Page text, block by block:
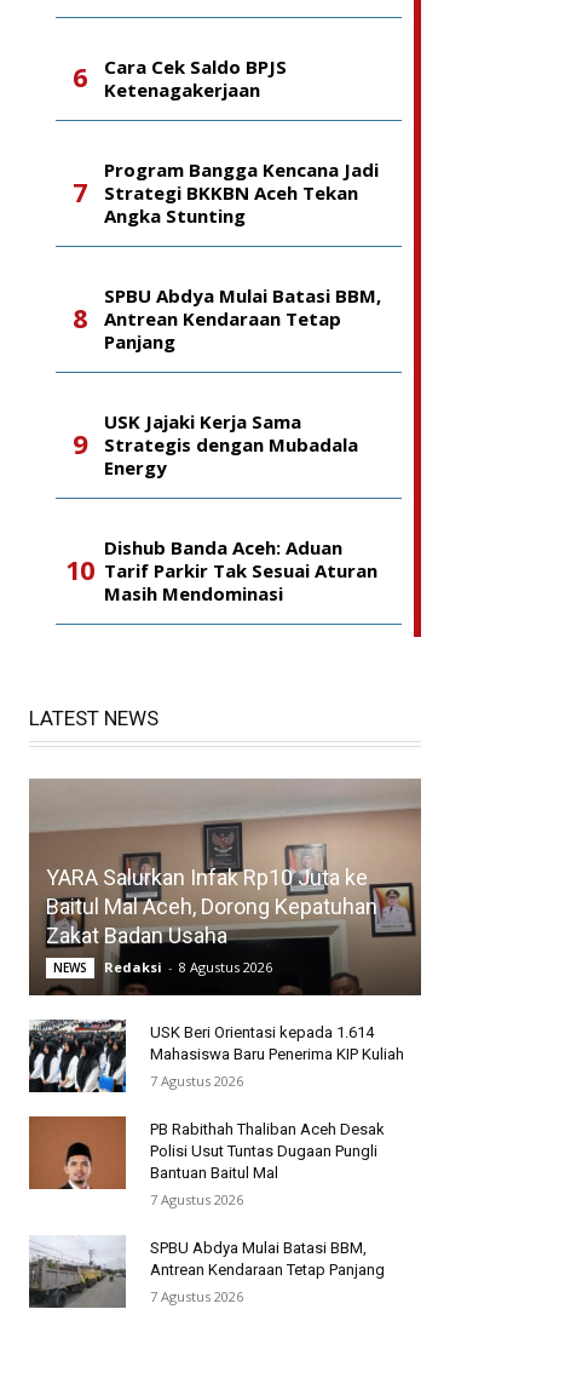
Cara Cek Saldo BPJS
Ketenagakerjaan
Program Bangga Kencana Jadi
Strategi BKKBN Aceh Tekan
Angka Stunting
SPBU Abdya Mulai Batasi BBM,
Antrean Kendaraan Tetap
Panjang
USK Jajaki Kerja Sama
Strategis dengan Mubadala
Energy
Dishub Banda Aceh: Aduan
Tarif Parkir Tak Sesuai Aturan
Masih Mendominasi
LATEST NEWS
YARA Salurkan Infak Rp10 Juta ke
Baitul Mal Aceh, Dorong Kepatuhan
Zakat Badan Usaha
NEWS Redaksi - 8 Agustus 2026
USK Beri Orientasi kepada 1.614
Mahasiswa Baru Penerima KIP Kuliah
7 Agustus 2026
PB Rabithah Thaliban Aceh Desak
Polisi Usut Tuntas Dugaan Pungli
Bantuan Baitul Mal
7 Agustus 2026
SPBU Abdya Mulai Batasi BBM,
Antrean Kendaraan Tetap Panjang
7 Agustus 2026